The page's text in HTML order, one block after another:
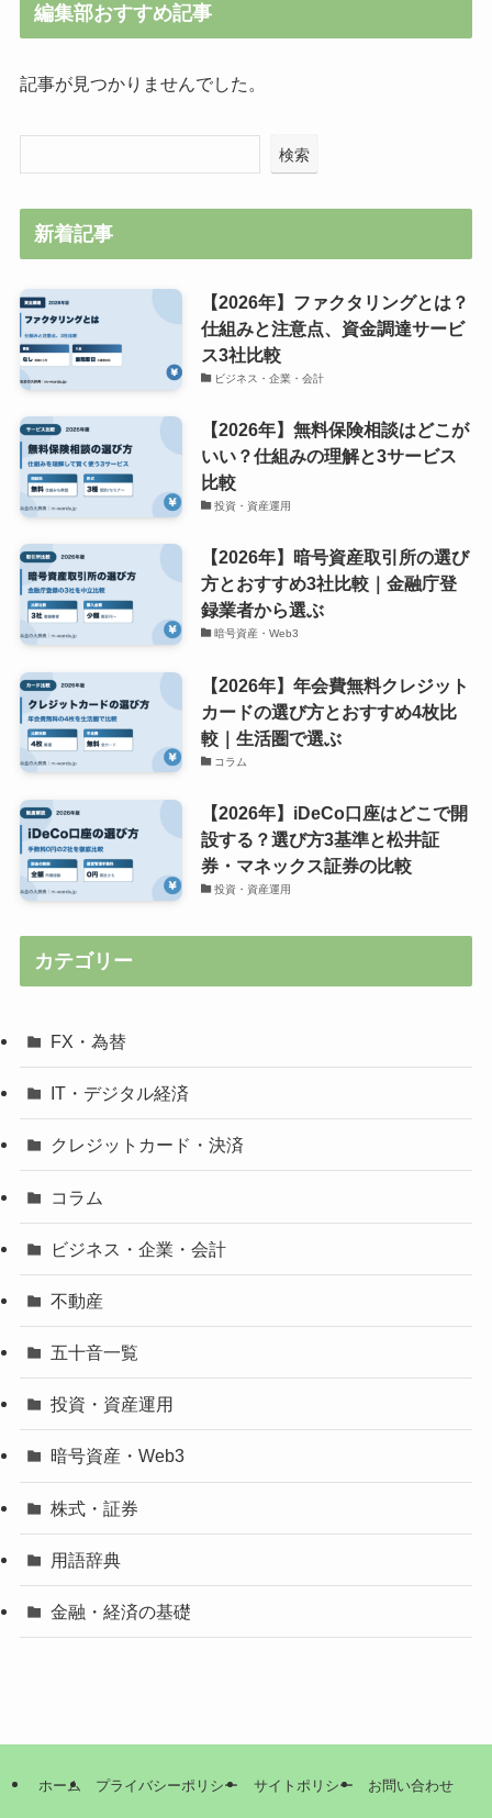
編集部おすすめ記事
記事が見つかりませんでした。
検索
新着記事
【2026年】ファクタリングとは？
仕組みと注意点、資金調達サービ
ス3社比較
ビジネス・企業・会計
【2026年】無料保険相談はどこが
いい？仕組みの理解と3サービス
比較
投資・資産運用
【2026年】暗号資産取引所の選び
方とおすすめ3社比較｜金融庁登
録業者から選ぶ
暗号資産・Web3
【2026年】年会費無料クレジット
カードの選び方とおすすめ4枚比
較｜生活圏で選ぶ
コラム
【2026年】iDeCo口座はどこで開
設する？選び方3基準と松井証
券・マネックス証券の比較
投資・資産運用
カテゴリー
FX・為替
IT・デジタル経済
クレジットカード・決済
コラム
ビジネス・企業・会計
不動産
五十音一覧
投資・資産運用
暗号資産・Web3
株式・証券
用語辞典
金融・経済の基礎
ホーム プライバシーポリシー サイトポリシー お問い合わせ